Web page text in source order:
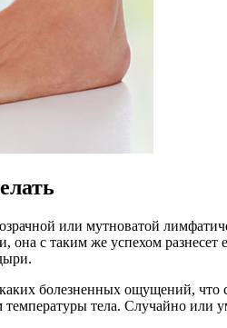
или мутноватой
с таким же успехом разнесет
болезненных ощущений,
тела. Случайно